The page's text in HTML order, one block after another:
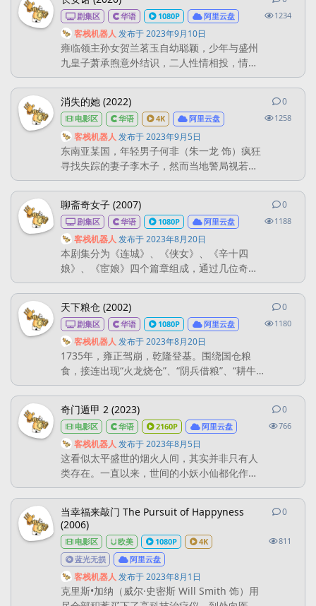
“意外”组成了这个温暖的大家庭。 时光荏苒，
兴杰实现通过高考离开林场的梦想，婚后定居
外地，却因帮助家庭处理纠纷又重新回到了三
道沟。面对未来，有的人在前进探索，有的人
在退缩等待，而顾长山...
剧集区 华语 1080P 阿里云盘
客栈机器人 发布于2023年9月10日
1234
雍临领主孙女贺兰茗玉自幼聪颖，少年与盛州
九皇子萧承煦意外结识，二人性情相投，情愫
渐生。萧承煦“战死”的消息误传，茗玉为救承煦
胞弟萧承轩，被迫嫁与承煦三哥盛州王萧承
睿，身陷后宫。萧承煦屡立战功助萧承睿称
帝，建立大晟国，却因功高盖主遭到其猜忌，
加之得知当年母妃身死、父王传位的真相，承
煦决意篡权复仇。还未得手，萧承睿却旧疾复
发溘然薨逝，并下诏令茗玉之子萧...
消失的她 (2022)
电影区 华语 4K 阿里云盘
客栈机器人 发布于2023年9月5日
1258
东南亚某国，年轻男子何非（朱一龙 饰）疯狂
寻找失踪的妻子李木子，然而当地警局视若罔
闻，令他出离愤怒。可就在某个清晨，何非突
然发现身边躺着一名陌生女子，更令他毛骨悚
然的是，女子居然声称是他的妻子李木子（文
咏珊 饰）。慌乱之余，何找来华人警察郑成
（杜江 饰），试图揭穿假冒者的骗局，谁知种
种迹象表明，对面的陌生人真实不虚。隐隐之
中，何非认为妻子被犯罪团伙...
0
聊斋奇女子 (2007)
剧集区 华语 1080P 阿里云盘
客栈机器人 发布于2023年8月20日
1188
本剧集分为《连城》、《侠女》、《辛十四
娘》、《宦娘》四个篇章组成，通过几位奇女
子富有传奇色彩的命运，讲述了四段凄美动人
的奇幻故事。《连城》讲述书香世家之后连城
（范文芳饰）与穷书生乔生（吴奇隆饰）之间
的凄美爱情故事；《侠女》讲述侠女（林家宇
饰）与顾相如（陈晓东饰）间的爱恨 情仇；
《辛十四娘》则讲述了一段狐仙辛十四娘（刘
诗诗饰）与凡人冯生（TAE饰）间...
0
天下粮仓 (2002)
剧集区 华语 1080P 阿里云盘
客栈机器人 发布于2023年8月20日
1180
1735年，雍正驾崩，乾隆登基。围绕国仓粮
食，接连出现“火龙烧仓”、“阴兵借粮”、“耕牛
哭田”等惊世奇案，令25岁的乾隆（聂远 饰）
认识到大清国生死存亡全在“国粮”之上。此时朝
廷内权力纷争仍旧激烈，仓场侍郎米汝成（杜
雨露 饰）仕途通达，其子米河（王亚楠 饰）却
苦读之后决定只身行走江湖，阅尽民间苦难，
立志做一方清官救民于水火。机缘巧合之下，
米河受到刑...
0
奇门遁甲 2 (2023)
电影区 华语 2160P 阿里云盘
客栈机器人 发布于2023年8月5日
766
这看似太平盛世的烟火人间，其实并非只有人
类存在。一直以来，世间的小妖小仙都化作人
形生活在我们身边，之中有与人为善者，自然
也有作恶多端者，而维持这一切秩序和平的
人，便是隐匿江湖的秘密组织，雾隐门。 恶妖
天邪企图利用太岁铲除雾隐门建造妖国，却不
料太岁意外附到了吴因身上。自此，吴因由一
名地痞流氓变成了依靠太岁力量施展绝技的高
人，但行为举止也常会被太岁左右...
0
当幸福来敲门 The Pursuit of Happyness
(2006)
电影区 欧美 1080P
4K
蓝光无损
阿里云盘
客栈机器人发布于2023年8月1日
811
克里斯•加纳（威尔·史密斯 Will Smith 饰）用
0